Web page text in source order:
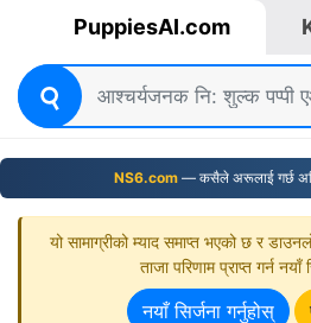
PuppiesAI.com
NS6.com— कसैले अरूलाई गर्छ
यो सामाग्रीको म्याद समाप्त भएको छ र
ताजा परिणाम प्राप्त गर्न नयाँ
नयाँ सिर्जना गर्नुहोस्